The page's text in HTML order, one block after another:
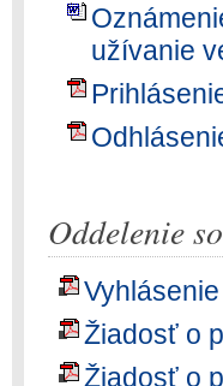
užívanie
Oddelenie
Žiadosť o
Žiadosť o